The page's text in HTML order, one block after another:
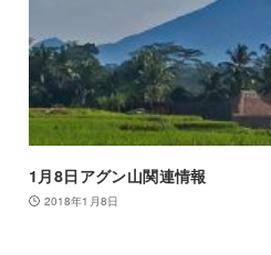
1月8日アグン山関連情報
2018年1月8日